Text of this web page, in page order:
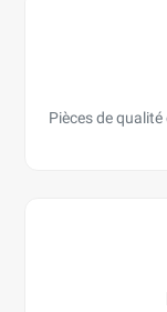
Pièces de